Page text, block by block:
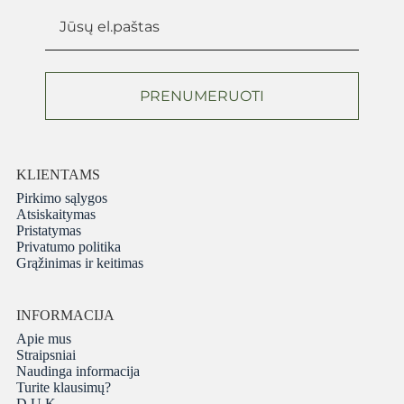
PRENUMERUOTI
KLIENTAMS
Pirkimo sąlygos
Atsiskaitymas
Pristatymas
Privatumo politika
Grąžinimas ir keitimas
INFORMACIJA
Apie mus
Straipsniai
Naudinga informacija
Turite klausimų?